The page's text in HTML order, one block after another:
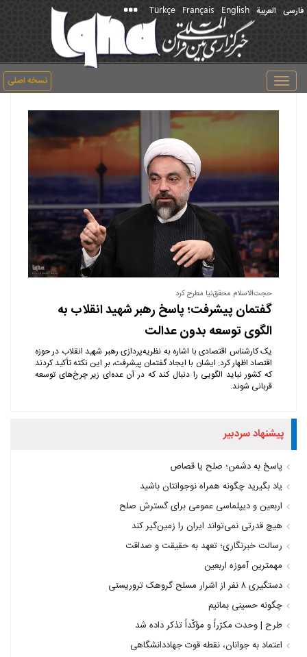
فارسی العربیة English
Français
Türkçe
نسخه اصلی
Toggle
navigation
حجت‌الاسلام محقق‌نیا مطرح کرد
گفتمان پیشرفت؛ پاسخ رهبر شهید انقلاب به
الگوی توسعه بدون عدالت
یک کارشناس اقتصادی با اشاره به نظریه‌پردازی رهبر شهید انقلاب در حوزه
اقتصاد اظهار کرد: ایشان با ایجاد گفتمان پیشرفت، بر این نکته تأکید کردند
که کشور نباید الگویی را دنبال کند که در آن عده‌ای زیر چرخ‌های توسعه
قربانی شوند.
پیشنهاد سردبیر
پاسخ به دشمن؛ صلح یا قصاص
یاد بگیرید چگونه همراه نوجوانتان باشید
اربعین و دیپلماسی عمومی برای گسترش صلح
هیچ قدرتی نمی‌تواند ایران را زمین‌گیر کند
رسالت خبرنگاری؛ تعهد به حقیقت و صداقت
مهمترین آموزه اربعين
دستگیری ۸ نفر از اشرار مسلح گروهک‌ تروریستی
چگونه حسینی بمانیم
طرح | وحدت مکرّراً و مؤکّداً تذکر داده شد
اعتماد به جوانان، نقطه قوت جهاددانشگاهی